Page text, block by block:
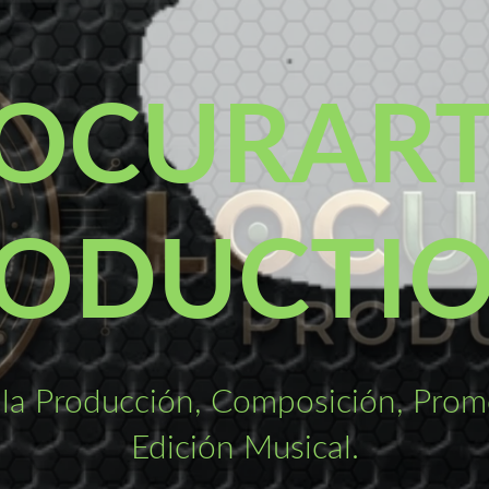
Producción, Composición,
Edición Musical.